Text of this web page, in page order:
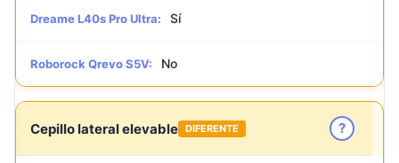
Dreame L40s Pro Ultra: Sí
Roborock Qrevo S5V: No
Cepillo lateral elevable DIFERENTE ?